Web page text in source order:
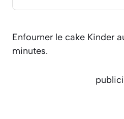
Enfourner le cake Kinder
minutes.